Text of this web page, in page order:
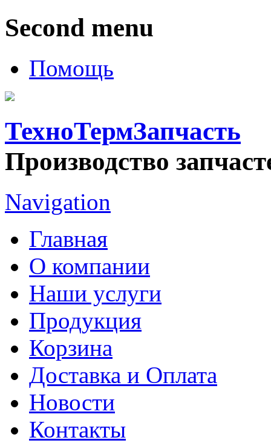
Second menu
Помощь
ТехноТермЗапчасть
Производство
Navigation
Главная
О компании
Наши услуги
Продукция
Корзина
Доставка и Оплата
Новости
Контакты